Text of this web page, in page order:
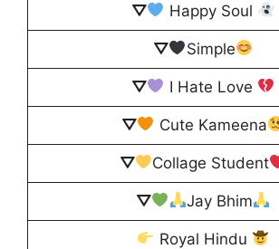
⛛ Happy Soul
⛛ Simple
⛛ I Hate Love
⛛ Cute Kameena
⛛ Collage Student
⛛ Jay Bhim
Royal Hindu